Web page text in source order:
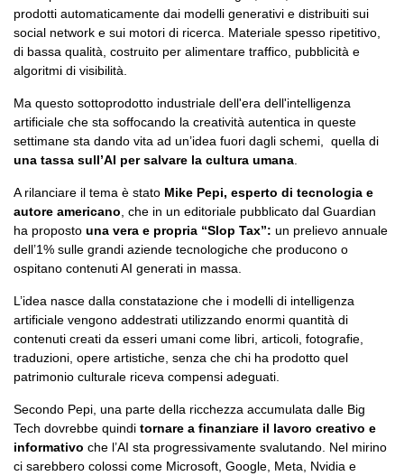
prodotti automaticamente dai modelli generativi e distribuiti sui
social network e sui motori di ricerca. Materiale spesso ripetitivo,
di bassa qualità, costruito per alimentare traffico, pubblicità e
algoritmi di visibilità.
Ma questo sottoprodotto industriale dell'era dell'intelligenza
artificiale che sta soffocando la creatività autentica in queste
settimane sta dando vita ad un’idea fuori dagli schemi, quella di
una tassa sull’AI per salvare la cultura umana
A rilanciare il tema è stato Mike Pepi, esperto di tecnologia e
autore americano , che in un editoriale pubblicato dal Guardian
ha proposto una vera e propria “Slop Tax”: un prelievo annuale
dell’1% sulle grandi aziende tecnologiche che producono o
ospitano contenuti AI generati in massa.
L’idea nasce dalla constatazione che i modelli di intelligenza
artificiale vengono addestrati utilizzando enormi quantità di
contenuti creati da esseri umani come libri, articoli, fotografie,
traduzioni, opere artistiche, senza che chi ha prodotto quel
patrimonio culturale riceva compensi adeguati.
Secondo Pepi, una parte della ricchezza accumulata dalle Big
Tech dovrebbe quindi tornare a finanziare il lavoro creativo e
informativo che l’AI sta progressivamente svalutando. Nel mirino
ci sarebbero colossi come Microsoft, Google, Meta, Nvidia e